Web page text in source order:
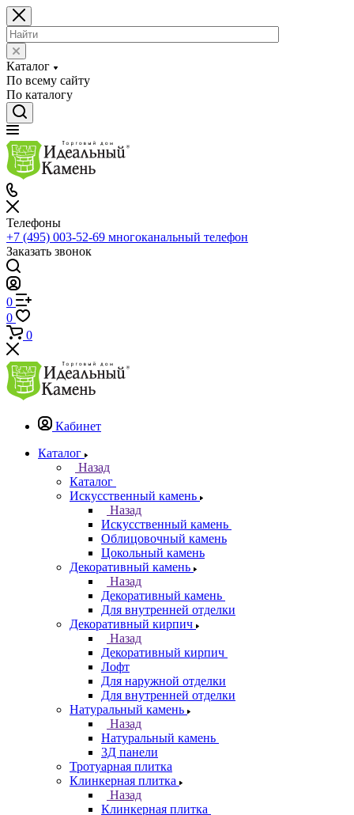
Каталог
По всему сайту
По каталогу
Телефоны
+7 (495) 003-52-69 многоканальный телефон
Заказать звонок
0
0
0
Кабинет
Каталог
Назад
Каталог
Искусственный камень
Назад
Искусственный камень
Облицовочный камень
Цокольный камень
Декоративный камень
Назад
Декоративный камень
Для внутренней отделки
Декоративный кирпич
Назад
Декоративный кирпич
Лофт
Для наружной отделки
Для внутренней отделки
Натуральный камень
Назад
Натуральный камень
3Д панели
Тротуарная плитка
Клинкерная плитка
Назад
Клинкерная плитка